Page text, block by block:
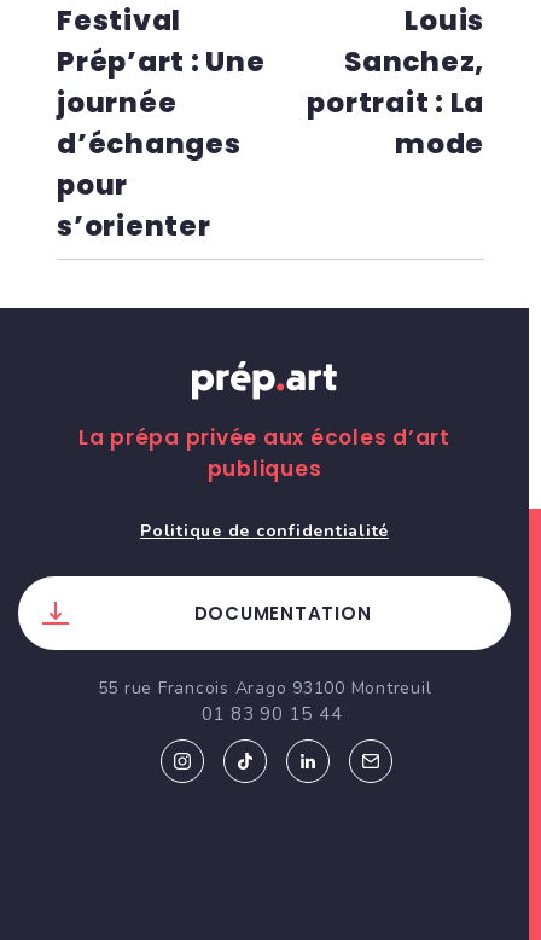
Festival
Prép’art : Une
journée
d’échanges
pour
s’orienter
Louis
Sanchez,
portrait : La
mode
La prépa privée aux écoles d’art
publiques
Politique de confidentialité
DOCUMENTATION
55 rue Francois Arago 93100 Montreuil
01 83 90 15 44